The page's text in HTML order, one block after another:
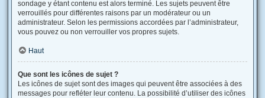
sondage y étant contenu est alors terminé. Les sujets peuvent être
verrouillés pour différentes raisons par un modérateur ou un
administrateur. Selon les permissions accordées par l’administrateur,
vous pouvez ou non verrouiller vos propres sujets.
Haut
Que sont les icônes de sujet ?
Les icônes de sujet sont des images qui peuvent être associées à des
messages pour refléter leur contenu. La possibilité d’utiliser des icônes